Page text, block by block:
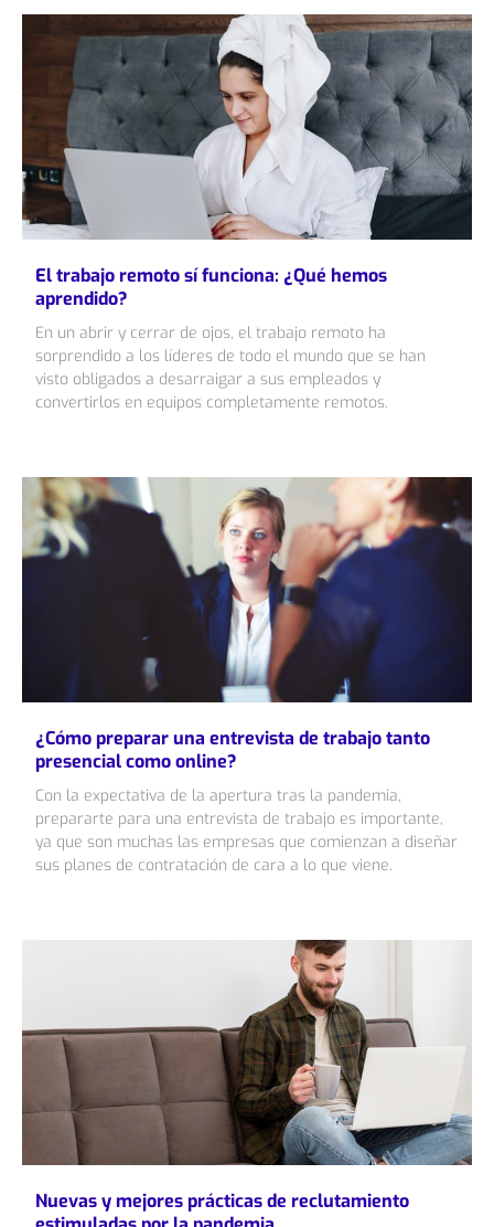
El trabajo remoto sí funciona: ¿Qué hemos
aprendido?
En un abrir y cerrar de ojos, el trabajo remoto ha
sorprendido a los líderes de todo el mundo que se han
visto obligados a desarraigar a sus empleados y
convertirlos en equipos completamente remotos.
¿Cómo preparar una entrevista de trabajo tanto
presencial como online?
Con la expectativa de la apertura tras la pandemia,
prepararte para una entrevista de trabajo es importante,
ya que son muchas las empresas que comienzan a diseñar
sus planes de contratación de cara a lo que viene.
Nuevas y mejores prácticas de reclutamiento